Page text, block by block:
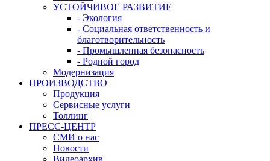
УСТОЙЧИВОЕ РАЗВИТИЕ
- Экология
- Социальная ответственность и
благотворительность
- Промышленная безопасность
- Родной город
Модернизация
ПРОИЗВОДСТВО
Продукция
Сервисные услуги
Толлинг
ПРЕСС-ЦЕНТР
СМИ о нас
Новости
Видеоархив